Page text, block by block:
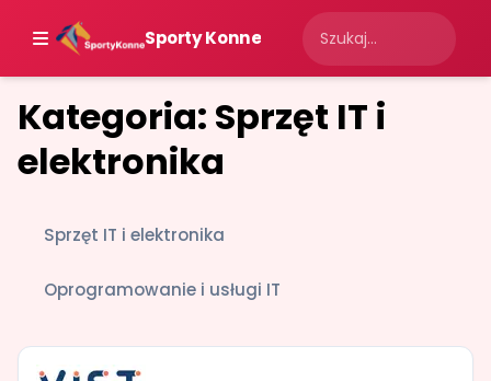
Sporty Konne
Kategoria: Sprzęt IT i
elektronika
Sprzęt IT i elektronika
Oprogramowanie i usługi IT